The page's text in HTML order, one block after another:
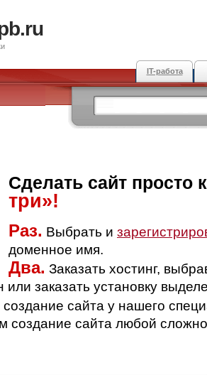
IT-работа
Сделать сайт просто
три»!
Раз. Выбрать и
доменное имя.
Два. Заказать хостинг,
заказать установку
создание сайта у нашего
создание сайта любой